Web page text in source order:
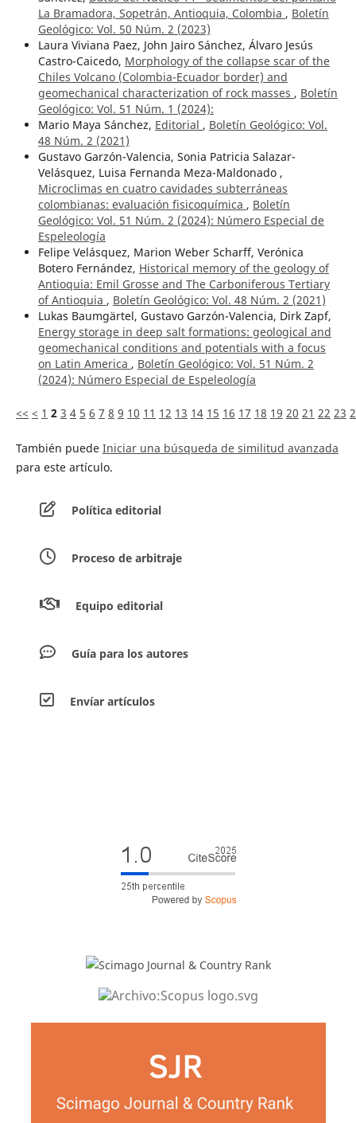
La Bramadora, Sopetrán, Antioquia, Colombia , Boletín
Geológico: Vol. 50 Núm. 2 (2023)
Laura Viviana Paez, John Jairo Sánchez, Álvaro Jesús
Castro-Caicedo, Morphology of the collapse scar of the
Chiles Volcano (Colombia-Ecuador border) and
geomechanical characterization of rock masses , Boletín
Geológico: Vol. 51 Núm. 1 (2024):
Mario Maya Sánchez, Editorial , Boletín Geológico: Vol.
48 Núm. 2 (2021)
Gustavo Garzón-Valencia, Sonia Patricia Salazar-
Velásquez, Luisa Fernanda Meza-Maldonado ,
Microclimas en cuatro cavidades subterráneas
colombianas: evaluación fisicoquímica , Boletín
Geológico: Vol. 51 Núm. 2 (2024): Número Especial de
Espeleología
Felipe Velásquez, Marion Weber Scharff, Verónica
Botero Fernández, Historical memory of the geology of
Antioquia: Emil Grosse and The Carboniferous Tertiary
of Antioquia , Boletín Geológico: Vol. 48 Núm. 2 (2021)
Lukas Baumgärtel, Gustavo Garzón-Valencia, Dirk Zapf,
Energy storage in deep salt formations: geological and
geomechanical conditions and potentials with a focus
on Latin America , Boletín Geológico: Vol. 51 Núm. 2
(2024): Número Especial de Espeleología
<< < 1 2 3 4 5 6 7 8 9 10 11 12 13 14 15 16 17 18 19 20 21 22 23
También puede Iniciar una búsqueda de similitud avanzada
para este artículo.
Política editorial
Proceso de arbitraje
Equipo editorial
Guía para los autores
Envíar artículos